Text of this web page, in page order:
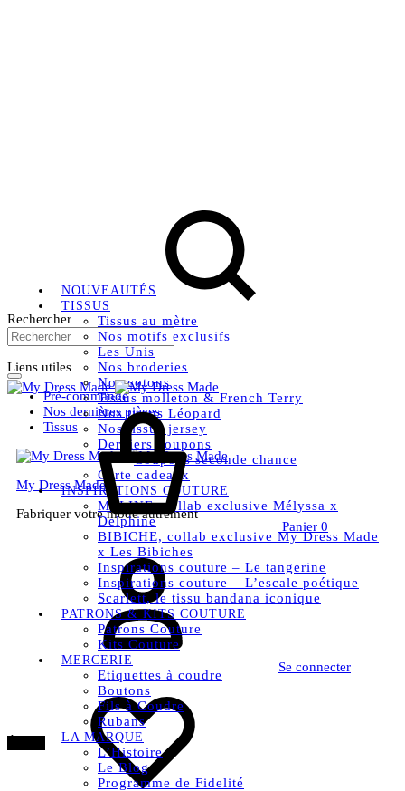
Rechercher
Liens utiles
Pré-commande
Nos dernières pièces
Tissus
My Dress Made
Fabriquer votre mode autrement
Se connecter
NOUVEAUTÉS
TISSUS
Tissus au mètre
Nos motifs exclusifs
Les Unis
Nos broderies
Nos cotons
Tissus molleton & French Terry
Nos tissus Léopard
Nos tissus jersey
Derniers coupons
Coupons seconde chance
Carte cadeaux
INSPIRATIONS COUTURE
MELINE, collab exclusive Mélyssa x
Delphine
BIBICHE, collab exclusive My Dress Made
x Les Bibiches
Inspirations couture – Le tangerine
Inspirations couture – L’escale poétique
Scarlett, le tissu bandana iconique
PATRONS & KITS COUTURE
Patrons Couture
Kits Couture
MERCERIE
Etiquettes à coudre
Boutons
Fils à Coudre
Rubans
LA MARQUE
L’Histoire
Le Blog
Programme de Fidelité
Panier 0